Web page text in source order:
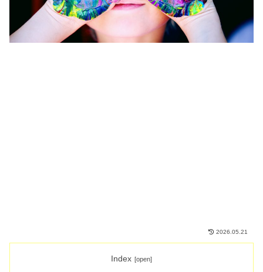
2026.05.21
Index